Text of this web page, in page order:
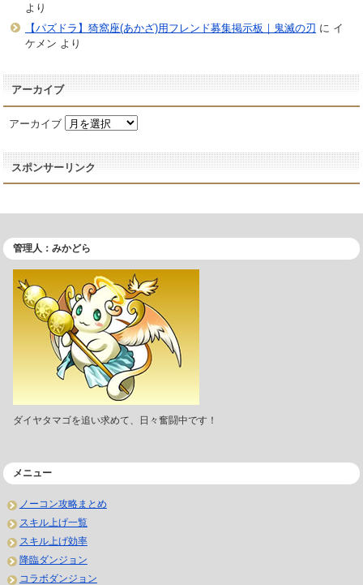
より
【パズドラ】猗窩座(あかざ)用フレンド募集掲示板｜鬼滅の刃 に イ
ケメン より
アーカイブ
アーカイブ
スポンサーリンク
管理人：みかどら
ダイヤタマゴを追い求めて、日々奮闘中です！
メニュー
ノーコン攻略まとめ
スキル上げ一覧
スキル上げ効率
降臨ダンジョン
コラボダンジョン